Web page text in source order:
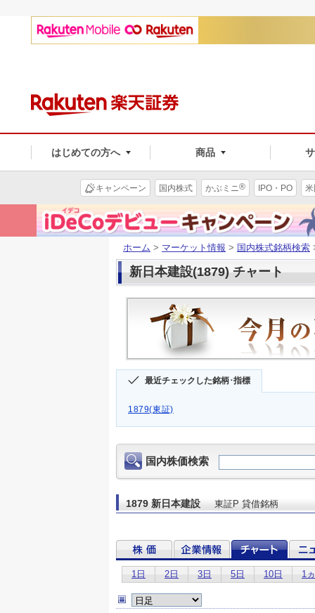
はじめての方へ 商品
キャンペーン 国内株式 かぶミニ® IPO・PO
ホーム > マーケット情報 > 国内株式銘柄検索
新日本建設(1879) チャート
最近チェックした銘柄･指標
1879(東証)